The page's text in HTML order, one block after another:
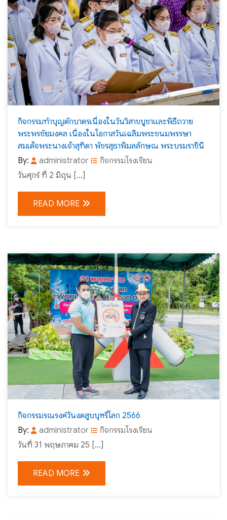
กิจกรรมทำบุญตักบาตรเนื่องในวันวิสาขบูชาและพิธีถวาย
พระพรชัยมงคล เนื่องในโอกาสวันเฉลิมพระชนมพรรษา
สมเด็จพระนางเจ้าสุทิดา พัชรสุธาพิมลลักษณ พระบรมราชินี
By:
administrator
กิจกรรมโรงเรียน
วันศุกร์ ที่ 2 มิถุน […]
READ MORE
กิจกรรมรณรงค์วันงดสูบบุหรี่โลก 2566
By:
administrator
กิจกรรมโรงเรียน
วันที่ 31 พฤษภาคม 25 […]
READ MORE